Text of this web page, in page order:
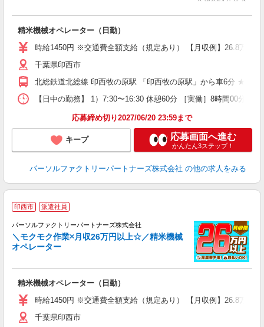
精米機械オペレーター（日勤）
時給1450円 ※交通費全額支給（規定あり） 【月収例】26.8万円
千葉県印西市
北総鉄道北総線 印西牧の原駅 「印西牧の原駅」から車6分 ★自
【日中の勤務】 1）7:30〜16:30 休憩60分 ［実働］8時間00分 2
応募締め切り2027/06/20 23:59まで
キープ 応募画面へ進む
かんたん3ステップ！
パーソルファクトリーパートナーズ株式会社 の他の求人をみる
印西市 派遣社員
パーソルファクトリーパートナーズ株式会社
＼モクモク作業×月収26万円以上☆／精米機械
オペレーター
精米機械オペレーター（日勤）
時給1450円 ※交通費全額支給（規定あり） 【月収例】26.8万円
千葉県印西市